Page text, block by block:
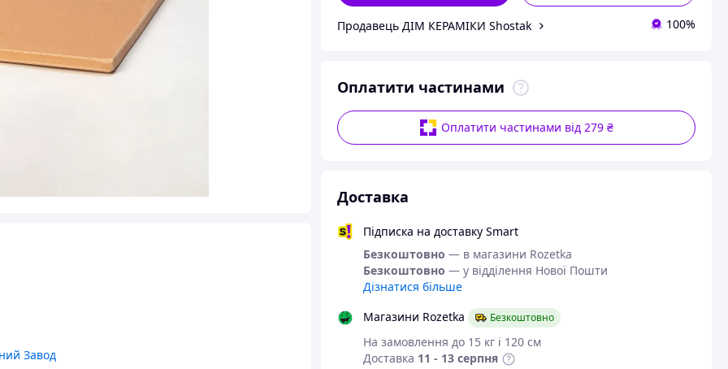
Продавець ДІМ КЕРАМІКИ Shostak 100%
Оплатити частинами
Оплатити частинами від 279 ₴
Доставка
Підписка на доставку Smart
Безкоштовно — в магазини Rozetka
Безкоштовно — у відділення Нової Пошти
Дізнатися більше
Магазини Rozetka
Безкоштовно
На замовлення до 15 кг і 120 см
Доставка 11 - 13 серпня
Завод